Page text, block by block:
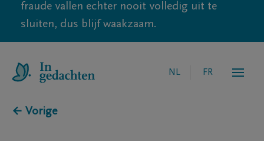
fraude vallen echter nooit volledig uit te
sluiten, dus blijf waakzaam.
NL FR
← Vorige